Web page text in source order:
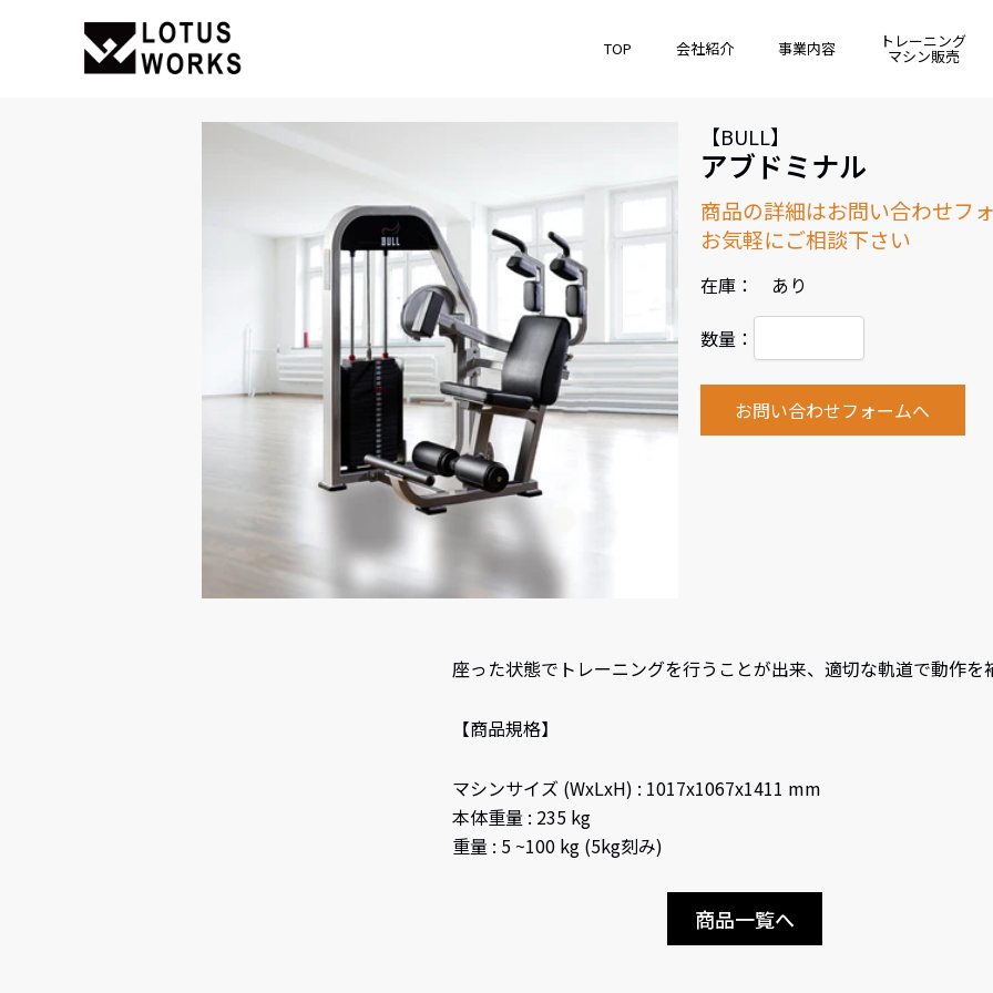
TOP 会社紹介 事業内容 トレーニング
マシン販売
【BULL】
アブドミナル
商品の詳細はお問い合わせフ
お気軽にご相談下さい
在庫： あり
数量：
お問い合わせフォームへ
座った状態でトレーニングを行うことが出来、適切な軌道で動作を
【商品規格】
マシンサイズ (WxLxH) : 1017x1067x1411 mm
本体重量 : 235 kg
重量 : 5 ~100 kg (5kg刻み)
商品一覧へ